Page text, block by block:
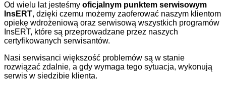
Od wielu lat jesteśmy oficjalnym punktem serwisowym
InsERT, dzięki czemu możemy zaoferować naszym klientom
opiekę wdrożeniową oraz serwisową wszystkich programów
InsERT, które są przeprowadzane przez naszych
certyfikowanych serwisantów.
Nasi serwisanci większość problemów są w stanie
rozwiązać zdalnie, a gdy wymaga tego sytuacja, wykonują
serwis w siedzibie klienta.